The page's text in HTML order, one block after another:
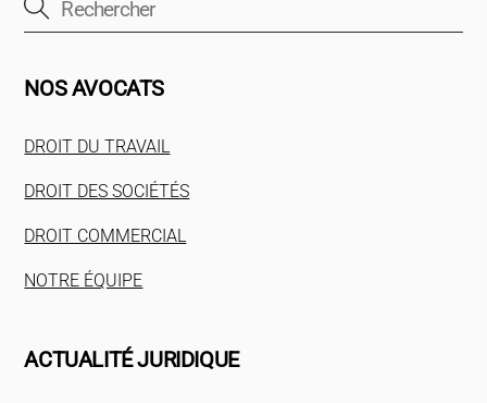
NOS AVOCATS
DROIT DU TRAVAIL
DROIT DES SOCIÉTÉS
DROIT COMMERCIAL
NOTRE ÉQUIPE
ACTUALITÉ JURIDIQUE